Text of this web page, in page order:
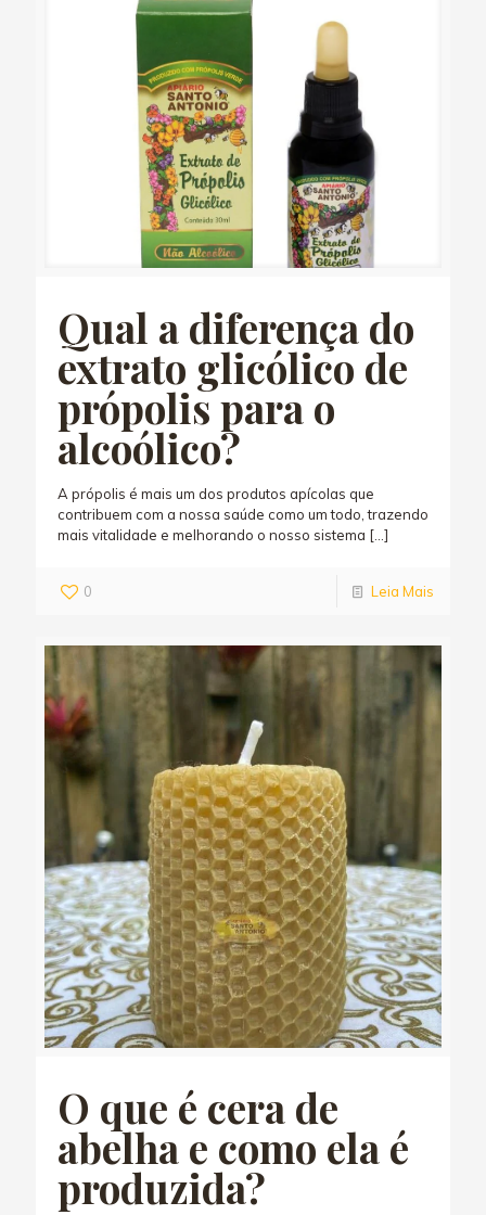
Qual a diferença do
extrato glicólico de
própolis para o
alcoólico?
A própolis é mais um dos produtos apícolas que
contribuem com a nossa saúde como um todo, trazendo
mais vitalidade e melhorando o nosso sistema […]
0 Leia Mais
O que é cera de
abelha e como ela é
produzida?